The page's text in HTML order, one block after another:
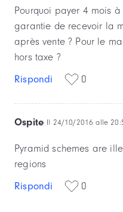
Pourquoi payer 4 mois
garantie de recevoir la
après vente ? Pour le
hors taxe ?
Rispondi
0
Ospite Il 24/10/2016 alle
Pyramid schemes are
regions
Rispondi
0